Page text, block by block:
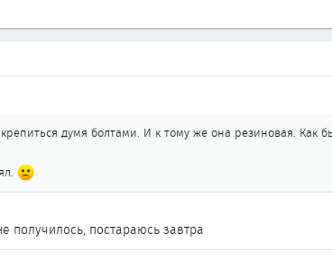
думя болтами. И к тому же она резиновая. Как
получилось, постараюсь завтра